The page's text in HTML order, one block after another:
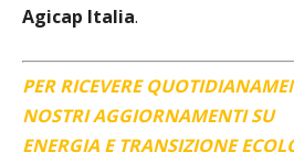
Agicap Italia.
PER RICEVERE
NOSTRI AGGIORNAMENTI SU
ENERGIA E TRANSIZIONE